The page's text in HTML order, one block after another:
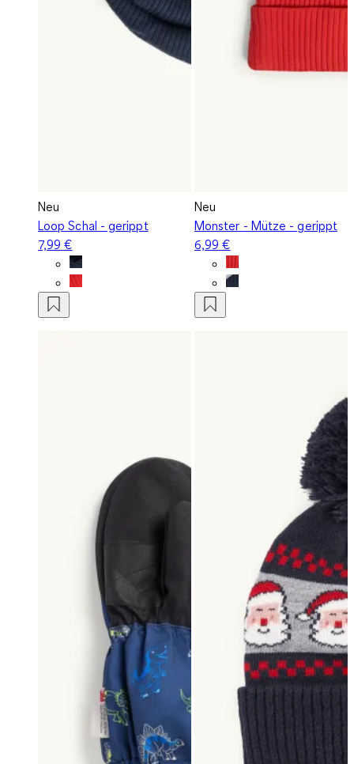
Neu
Loop Schal - gerippt
7,99 €
Neu
Monster - Mütze - gerippt
6,99 €